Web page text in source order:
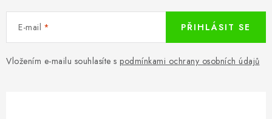
E-mail
Vložením e-mailu souhlasíte s podmínkami ochrany osobních údajů
PŘIHLÁSIT SE